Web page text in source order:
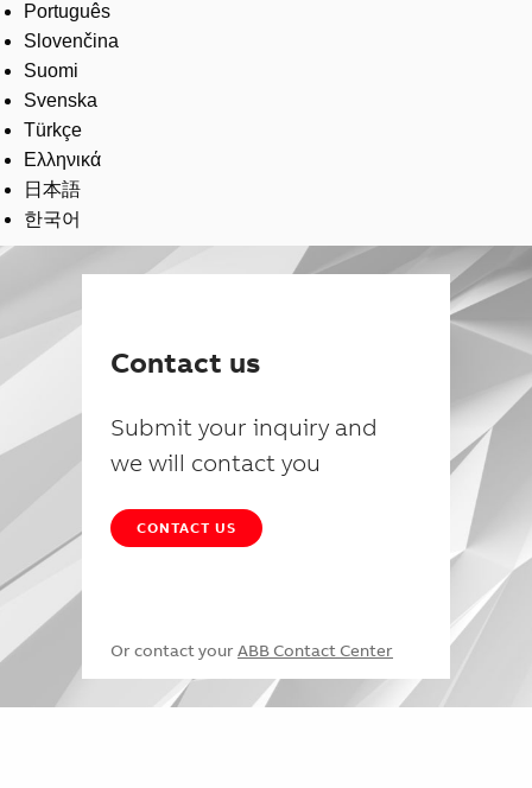
Português
Slovenčina
Suomi
Svenska
Türkçe
Ελληνικά
日本語
한국어
Contact us
Submit your inquiry and
we will contact you
CONTACT US
Or contact your ABB Contact Center